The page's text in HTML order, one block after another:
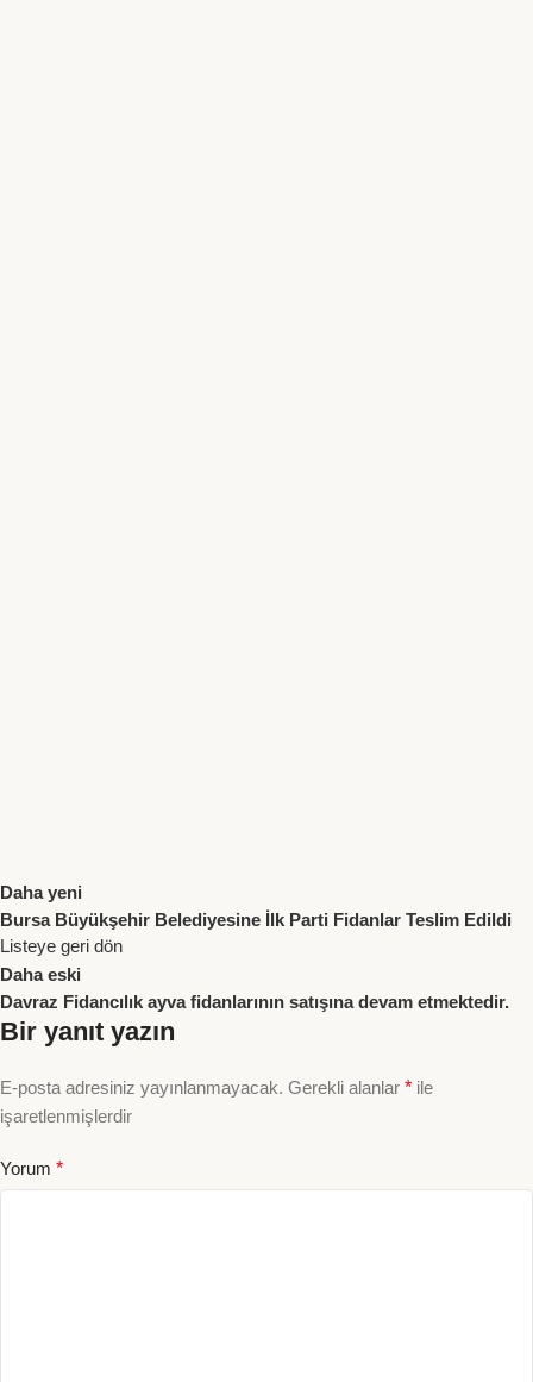
Daha yeni
Bursa Büyükşehir Belediyesine İlk Parti Fidanlar Teslim Edildi
Listeye geri dön
Daha eski
Davraz Fidancılık ayva fidanlarının satışına devam etmektedir.
Bir yanıt yazın
E-posta adresiniz yayınlanmayacak. Gerekli alanlar * ile
işaretlenmişlerdir
Yorum *